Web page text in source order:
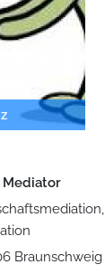
Mediator
Braunschweig